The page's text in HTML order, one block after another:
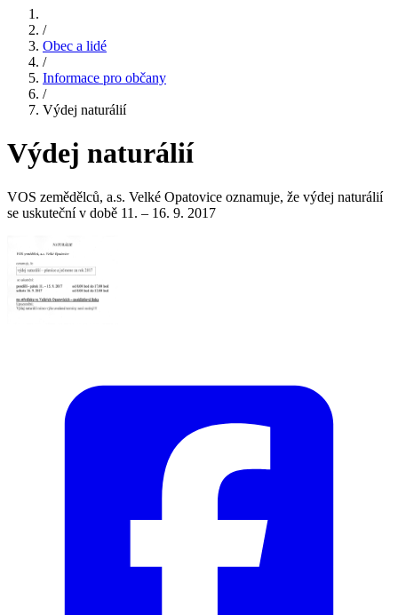
/
Obec a lidé
/
Informace pro občany
/
Výdej naturálií
Výdej naturálií
VOS zemědělců, a.s. Velké Opatovice oznamuje, že výdej naturálií
se uskuteční v době 11. – 16. 9. 2017